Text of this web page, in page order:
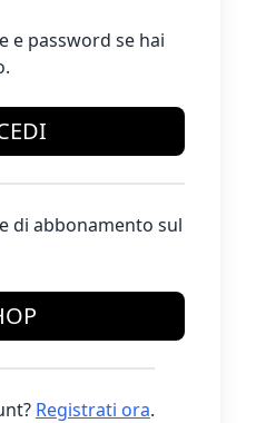
e password se hai
di abbonamento sul
Registrati ora.